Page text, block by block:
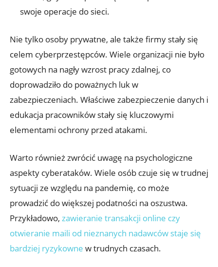
swoje operacje do sieci.
Nie tylko⁣ osoby prywatne, ale także firmy stały się
celem cyberprzestępców. Wiele organizacji nie ⁢było
gotowych⁢ na ‍nagły⁤ wzrost pracy zdalnej, co
doprowadziło do poważnych‌ luk w
⁢zabezpieczeniach. Właściwe ‌zabezpieczenie danych i
edukacja ​pracowników stały‌ się kluczowymi
elementami ochrony przed atakami.
Warto również zwrócić uwagę ‍na psychologiczne
aspekty cyberataków. Wiele osób czuje się w ‌trudnej
sytuacji ze względu na pandemię, co może
prowadzić‌ do większej ‍podatności ⁢na oszustwa.
Przykładowo, zawieranie transakcji online czy
otwieranie maili⁣ od nieznanych nadawców staje się
bardziej ryzykowne w trudnych‍ czasach.